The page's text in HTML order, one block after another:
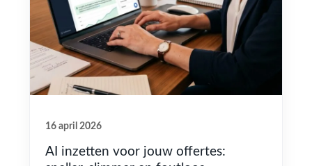
16 april 2026
AI inzetten voor jouw offertes: